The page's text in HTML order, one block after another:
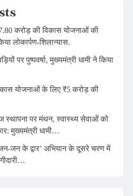
करोड़ की विकास योजनाओं की
लोकार्पण-शिलान्यास.
पर पुष्पवर्षा, मुख्यमंत्री धामी ने किया
योजनाओं के लिए ₹5 करोड़ की
स्थापना पर मंथन, स्वास्थ्य सेवाओं को
मुख्यमंत्री धामी…
जन के द्वार’ अभियान के दूसरे चरण में